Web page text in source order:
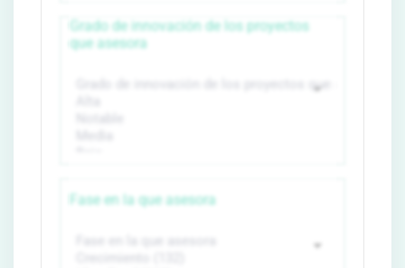
Grado de innovación de los proyectos
que asesora
Fase en la que asesora